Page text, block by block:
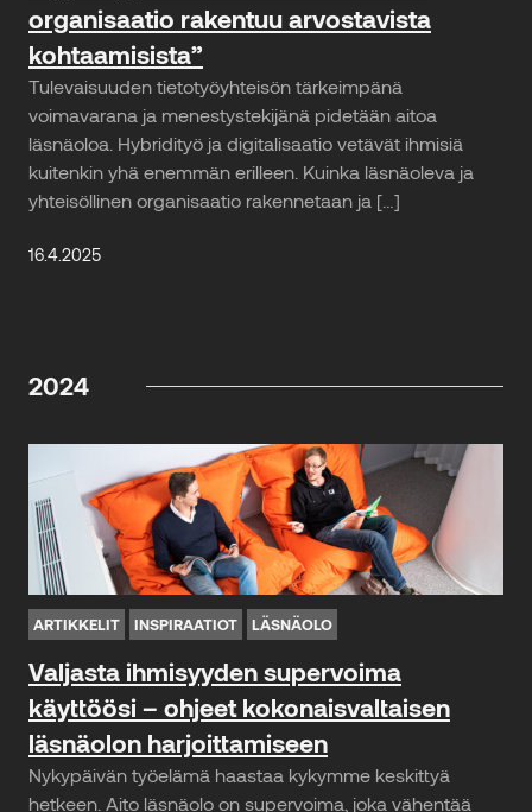
organisaatio rakentuu arvostavista
kohtaamisista”
Tulevaisuuden tietotyöyhteisön tärkeimpänä
voimavarana ja menestystekijänä pidetään aitoa
läsnäoloa. Hybridityö ja digitalisaatio vetävät ihmisiä
kuitenkin yhä enemmän erilleen. Kuinka läsnäoleva ja
yhteisöllinen organisaatio rakennetaan ja […]
16.4.2025
2024
ARTIKKELIT INSPIRAATIOT LÄSNÄOLO
Valjasta ihmisyyden supervoima
käyttöösi – ohjeet kokonaisvaltaisen
läsnäolon harjoittamiseen
Nykypäivän työelämä haastaa kykymme keskittyä
hetkeen. Aito läsnäolo on supervoima, joka vähentää